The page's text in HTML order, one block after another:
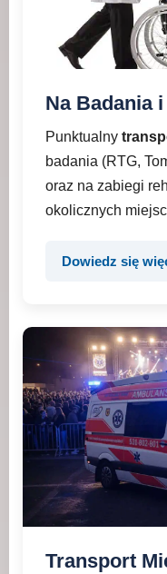
Na Badania
Punktualny
badania (RTG,
oraz na zabiegi
okolicznych
Dowiedz się
Transport